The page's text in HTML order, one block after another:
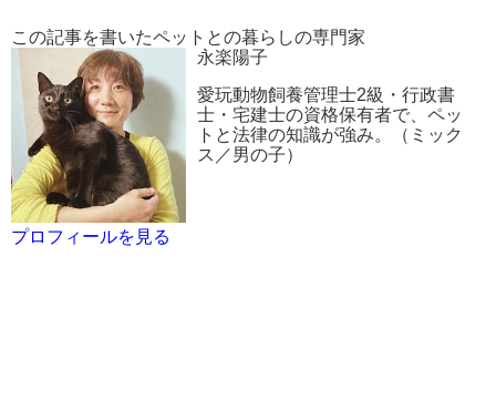
この記事を書いたペットとの暮らしの専門家
永楽陽子
愛玩動物飼養管理士2級・行政書
士・宅建士の資格保有者で、ペッ
トと法律の知識が強み。（ミック
ス／男の子）
プロフィールを見る